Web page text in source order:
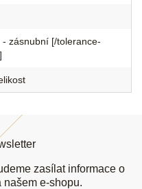
- zásnubní [/tolerance-
zasílat informace o
našem e-shopu.